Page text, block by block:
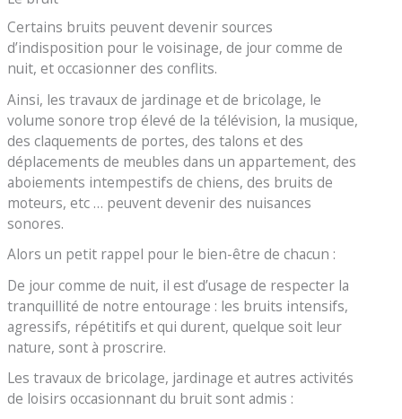
Certains bruits peuvent devenir sources
d’indisposition pour le voisinage, de jour comme de
nuit, et occasionner des conflits.
Ainsi, les travaux de jardinage et de bricolage, le
volume sonore trop élevé de la télévision, la musique,
des claquements de portes, des talons et des
déplacements de meubles dans un appartement, des
aboiements intempestifs de chiens, des bruits de
moteurs, etc … peuvent devenir des nuisances
sonores.
Alors un petit rappel pour le bien-être de chacun :
De jour comme de nuit, il est d’usage de respecter la
tranquillité de notre entourage : les bruits intensifs,
agressifs, répétitifs et qui durent, quelque soit leur
nature, sont à proscrire.
Les travaux de bricolage, jardinage et autres activités
de loisirs occasionnant du bruit sont admis :